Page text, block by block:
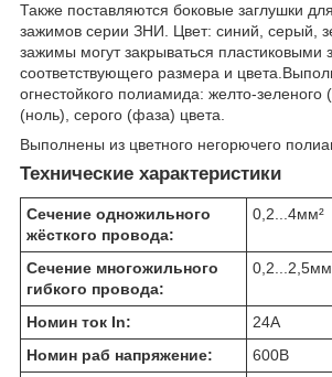
Также поставляются боковые заглушки
зажимов серии ЗНИ. Цвет: синий, серый,
зажимы могут закрываться пластиковыми
соответствующего размера и
огнестойкого полиамида: желто-зеленого
(ноль), серого (фаза) цвета.
Выполнены из цветного негорючего
Технические характеристики
Сечение одножильного
жёсткого провода:
0,2...4мм²
Сечение многожильного
гибкого провода:
0,2...2,5
Номин ток In: 24А
Номин раб напряжение:
600В